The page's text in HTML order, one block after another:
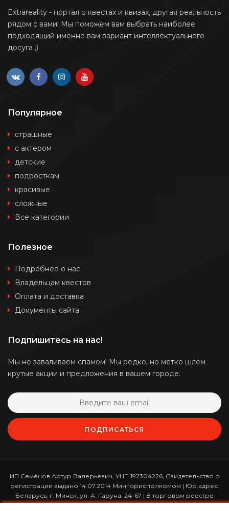
Extrareality - портал о квестах и квизах, другая реальность
рядом с вами! Мы поможем вам выбрать наиболее
подходящий именно вам вариант интеллектуального
досуга ;)
Популярное
страшные
с актером
детские
подросткам
красивые
сложные
Все категории
Полезное
Подробнее о нас
Владельцам квестов
Оплата и доставка
Документы сайта
Подпишитесь на нас!
Мы не заваливаем спамом! Мы редко, но метко шлём
крутые акции и предложения в вашем городе.
ПОДПИСАТЬСЯ
ИП Семёнов Артур Валерьевич, УНП 192304226, Свидетельство о
регистрации выдано 14.07.2014 Мингорисполкомом | Юр.адрес:
Беларусь, г. Минск, ул. А. Гаруна, 24-67 | В торговом реестре
зарегистрирован 26.01.2017 за номером 365820 | Режим работы: